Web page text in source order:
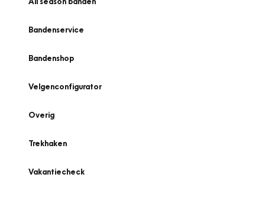
Bandenservice
Bandenshop
Velgenconfigurator
Overig
Trekhaken
Vakantiecheck